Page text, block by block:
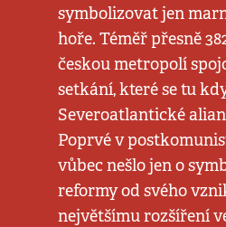
symbolizovat jen
hoře. Téměř přesně
českou metropolí
setkání, které se tu
Severoatlantické
Poprvé v
vůbec nešlo jen o
reformy od svého
největšímu rozšíření